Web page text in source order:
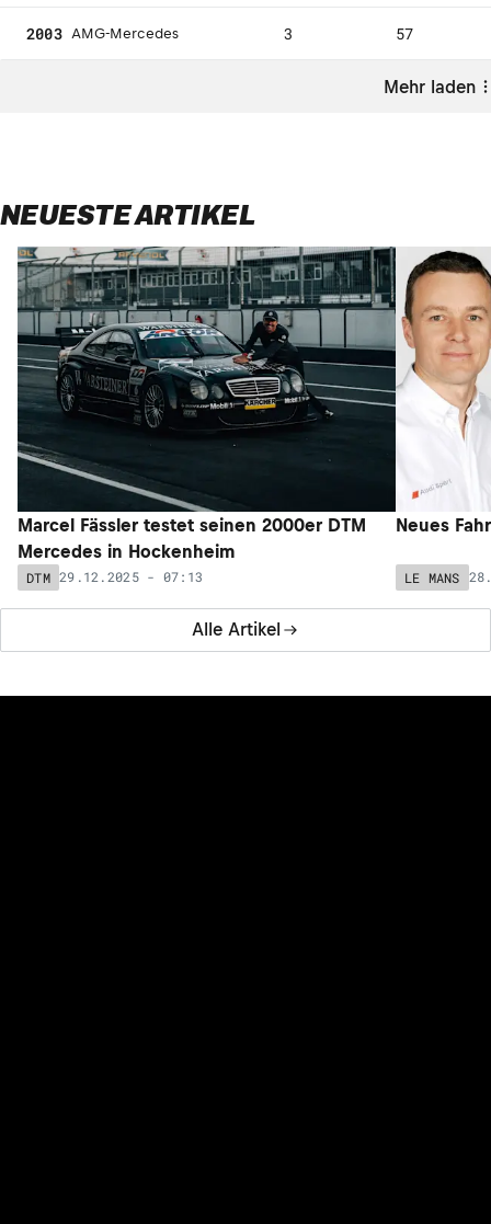
2003 AMG-Mercedes 3 57
Mehr laden
NEUESTE ARTIKEL
Alle Artikel
Marcel Fässler testet seinen 2000er DTM
Mercedes in Hockenheim
DTM 29.12.2025 - 07:13
Neues
LE MANS